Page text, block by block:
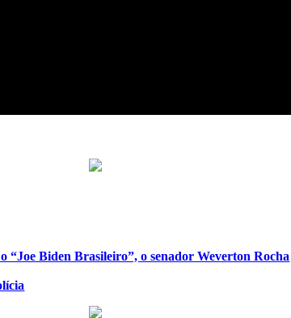
“Joe Biden Brasileiro”, o senador Weverton Rocha